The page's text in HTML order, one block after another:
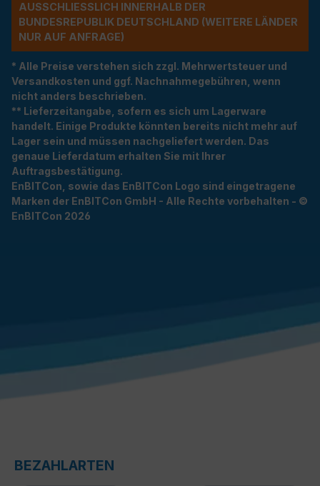
USSCHLIESSLICH INNERHALB DER BU
NDESREPUBLIK DEUTSCHLAND (WEITERE LÄNDER NU
R AUF ANFRAGE)
* Alle Preise verstehen sich zzgl. Mehrwertsteuer und
Versandkosten und ggf. Nachnahmegebühren, wenn
nicht anders beschrieben.
** Lieferzeitangabe, sofern es sich um Lagerware
handelt. Einige Produkte könnten bereits nicht mehr auf
Lager sein und müssen nachgeliefert werden. Das
genaue Lieferdatum erhalten Sie mit Ihrer
Auftragsbestätigung.
EnBITCon, sowie das EnBITCon Logo sind eingetragene
Marken der EnBITCon GmbH - Alle Rechte vorbehalten - ©
EnBITCon 2026
BEZAHLARTEN